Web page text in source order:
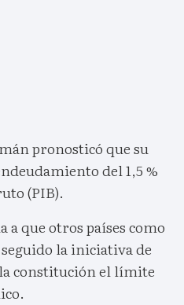
pronosticó que su
del 1,5 %
(PIB).
que otros países como
la iniciativa de
constitución el límite